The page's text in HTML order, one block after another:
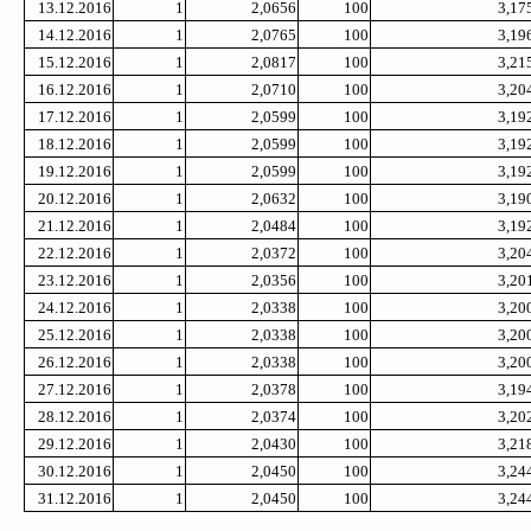
13.12.2016 1 2,0656 100
14.12.2016
1 2,0765 100
15.12.2016
1 2,0817 100
16.12.2016
1 2,0710 100
17.12.2016
1 2,0599 100
18.12.2016
1 2,0599 100
19.12.2016
1 2,0599 100
20.12.2016
1 2,0632 100
21.12.2016
1 2,0484 100
22.12.2016
1 2,0372 100
23.12.2016
1 2,0356 100
24.12.2016
1 2,0338 100
25.12.2016
1 2,0338 100
26.12.2016
1 2,0338 100
27.12.2016
1 2,0378 100
28.12.2016
1 2,0374 100
29.12.2016
1 2,0430 100
30.12.2016
1 2,0450 100
31.12.2016
1 2,0450 100